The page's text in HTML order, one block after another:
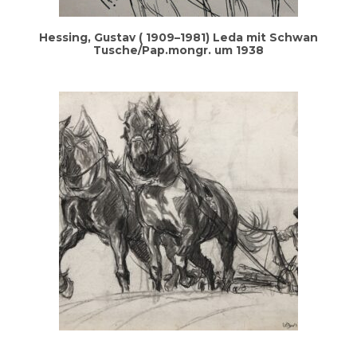
Hes­sing, Gus­tav ( 1909–1981) Leda mit Schwan
Tusche/Pap.mongr. um 1938